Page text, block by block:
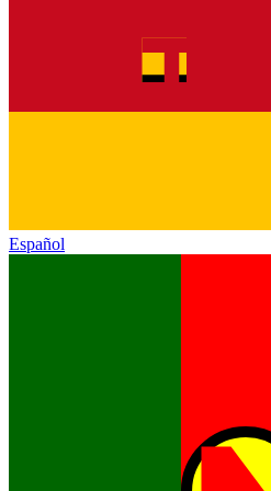
Español